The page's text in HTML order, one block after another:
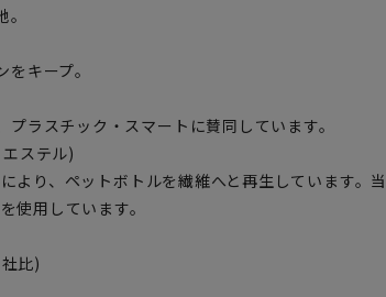
キープ。
ラスチック・スマートに賛同しています。
ステル)
より、ペットボトルを繊維へと再生しています。当
使用しています。
比)